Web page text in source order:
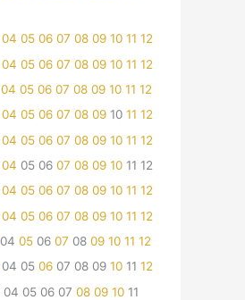
04 05 06 07 08 09 10 11 12
04 05 06 07 08 09 10 11 12
04 05 06 07 08 09 10 11 12
04 05 06 07 08 09 10 11 12
04 05 06 07 08 09 10 11 12
04 05 06 07 08 09 10 11 12
04 05 06 07 08 09 10 11 12
04 05 06 07 08 09 10 11 12
04 05 06 07 08 09 10 11 12
04 05 06 07 08 09 10 11 12
04 05 06 07 08 09 10 11